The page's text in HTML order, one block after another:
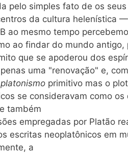
pelo simples fato de os
da cultura helenística
ao mesmo tempo
ao findar do mundo
que se apoderou dos
uma "renovação" e,
primitivo mas o
se consideravam como
também
empregadas por Platão
escritas neoplatônicos em
a